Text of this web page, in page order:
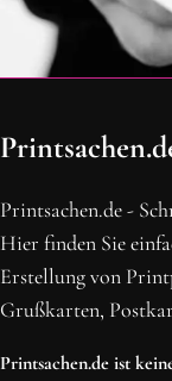
OH
BLEIBE
Erhalte die
Printsachen.de -
Hier finden Sie
Erstellung von
Grußkarten,
Printsachen.de ist